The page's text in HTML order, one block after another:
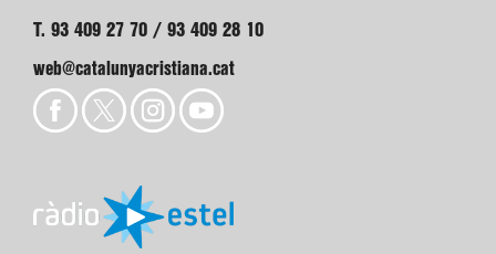
T. 93 409 27 70 / 93 409 28 10
web@catalunyacristiana.cat